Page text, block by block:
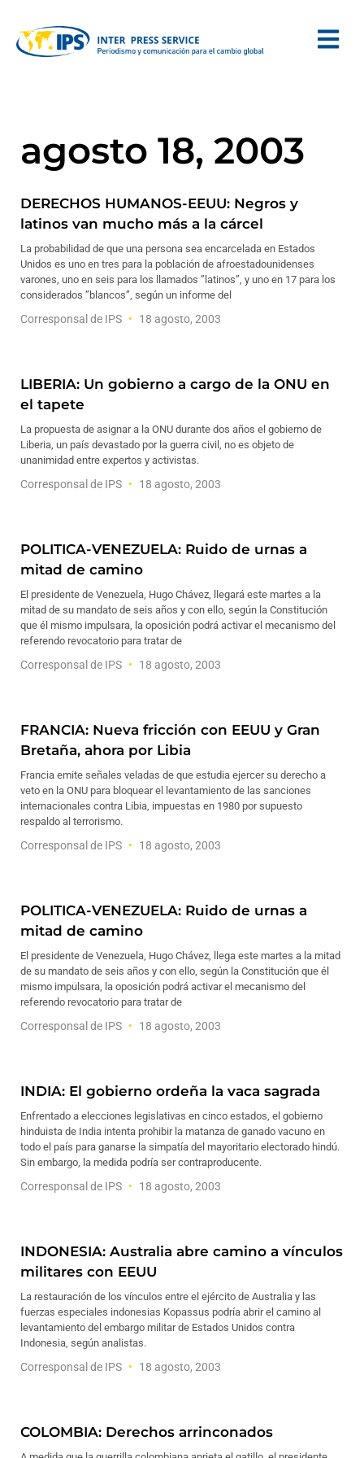
agosto 18, 2003
DERECHOS HUMANOS-EEUU: Negros y
latinos van mucho más a la cárcel
La probabilidad de que una persona sea encarcelada en Estados
Unidos es uno en tres para la población de afroestadounidenses
varones, uno en seis para los llamados ”latinos”, y uno en 17 para los
considerados ”blancos”, según un informe del
Corresponsal de IPS 18 agosto, 2003
LIBERIA: Un gobierno a cargo de la ONU en
el tapete
La propuesta de asignar a la ONU durante dos años el gobierno de
Liberia, un país devastado por la guerra civil, no es objeto de
unanimidad entre expertos y activistas.
Corresponsal de IPS 18 agosto, 2003
POLITICA-VENEZUELA: Ruido de urnas a
mitad de camino
El presidente de Venezuela, Hugo Chávez, llegará este martes a la
mitad de su mandato de seis años y con ello, según la Constitución
que él mismo impulsara, la oposición podrá activar el mecanismo del
referendo revocatorio para tratar de
Corresponsal de IPS 18 agosto, 2003
FRANCIA: Nueva fricción con EEUU y Gran
Bretaña, ahora por Libia
Francia emite señales veladas de que estudia ejercer su derecho a
veto en la ONU para bloquear el levantamiento de las sanciones
internacionales contra Libia, impuestas en 1980 por supuesto
respaldo al terrorismo.
Corresponsal de IPS 18 agosto, 2003
POLITICA-VENEZUELA: Ruido de urnas a
mitad de camino
El presidente de Venezuela, Hugo Chávez, llega este martes a la mitad
de su mandato de seis años y con ello, según la Constitución que él
mismo impulsara, la oposición podrá activar el mecanismo del
referendo revocatorio para tratar de
Corresponsal de IPS 18 agosto, 2003
INDIA: El gobierno ordeña la vaca sagrada
Enfrentado a elecciones legislativas en cinco estados, el gobierno
hinduista de India intenta prohibir la matanza de ganado vacuno en
todo el país para ganarse la simpatía del mayoritario electorado hindú.
Sin embargo, la medida podría ser contraproducente.
Corresponsal de IPS 18 agosto, 2003
INDONESIA: Australia abre camino a vínculos
militares con EEUU
La restauración de los vínculos entre el ejército de Australia y las
fuerzas especiales indonesias Kopassus podría abrir el camino al
levantamiento del embargo militar de Estados Unidos contra
Indonesia, según analistas.
Corresponsal de IPS 18 agosto, 2003
COLOMBIA: Derechos arrinconados